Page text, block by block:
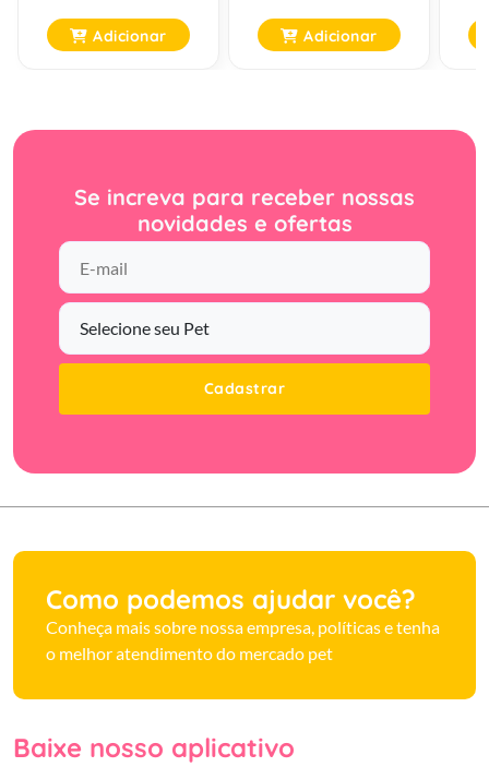
Adicionar Adicionar
Se increva para receber nossas
novidades e ofertas
Cadastrar
Como podemos ajudar você?
Conheça mais sobre nossa empresa, políticas e tenha
o melhor atendimento do mercado pet
Baixe nosso aplicativo